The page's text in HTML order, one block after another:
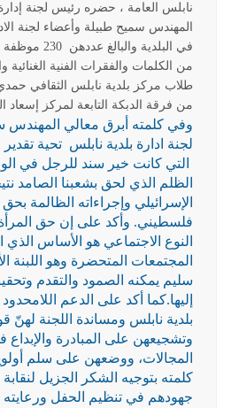
نابلس العامة ، حضره رئيس لجنة إدارة
المهندس سميح طبيلة وأعضاء لجنة
في البلدية
من الكلمات والفقرات الفنية الغنائية
طلاب مركز بلدية نابلس الثقافي
من فرقة الدبكة التابعة لمركز إسعاد
وفي كلمته أبرق معالي المهندس
لجنة ادارة بلدية نابلس تحية
التي كانت خير سند للرجل في
الظلم الذي لحق بشعبنا الصامد
الإسرائيلي وإجراءاته الظالمة
فلسطيني. وأكد على إن حق
النوع الاجتماعي هو الأساس
المجتمعات المتحضرة وهو اللبنة
سليم يمكنه الصمود والتقدم
إليها.كما أكد على الدعم
بلدية نابلس ومساندة اللجنة لهنّ
وتشجيعهن على المبادرة
المجالات، ووضعهن على سلم
كلمته بتوجيه الشكر الجزيل
جهودهم في تنظيم الحفل